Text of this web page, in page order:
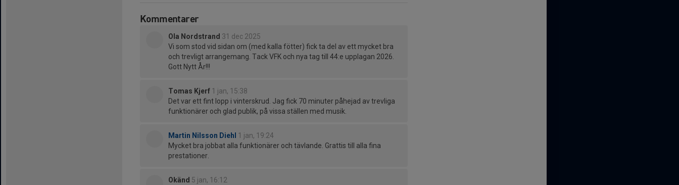
Kommentarer
Ola Nordstrand 31 dec 2025
Vi som stod vid sidan om (med kalla fötter) fick ta del av ett mycket bra
och trevligt arrangemang. Tack VFK och nya tag till 44:e upplagan 2026.
Gott Nytt År!!!
Tomas Kjerf 1 jan, 15:38
Det var ett fint lopp i vinterskrud. Jag fick 70 minuter påhejad av trevliga
funktionärer och glad publik, på vissa ställen med musik.
Martin Nilsson Diehl
1 jan, 19:24
Mycket bra jobbat alla funktionärer och tävlande. Grattis till alla fina
prestationer.
Okänd 5 jan, 16:12